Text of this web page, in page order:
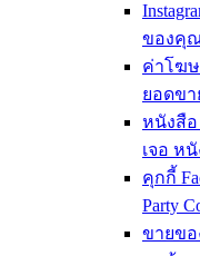
ของคุณ
ค่าโฆษ
ยอดขา
หนังสือ
เจอ หนั
คุกกี้
Party
ขายขอ